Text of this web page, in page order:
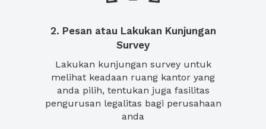
2. Pesan atau Lakukan Kunjungan
Survey
Lakukan kunjungan survey untuk
melihat keadaan ruang kantor yang
anda pilih, tentukan juga fasilitas
pengurusan legalitas bagi perusahaan
anda